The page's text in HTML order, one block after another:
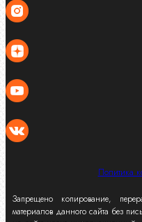
Политика
Запрещено копирование,
материалов данного сайта без